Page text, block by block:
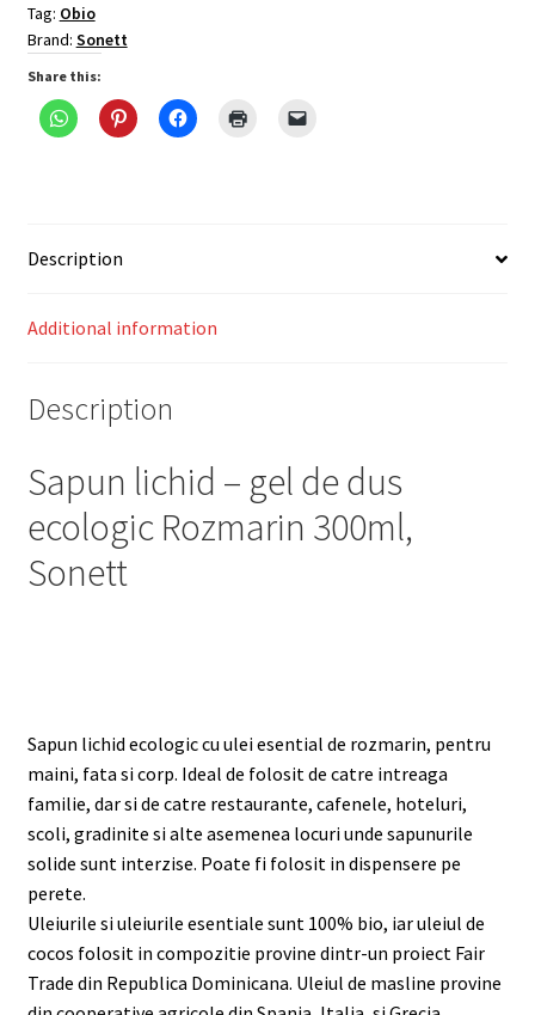
ecologic
Rozmarin
300ml,
Sonett
quantity
Tag: Obio
Brand: Sonett
Share this:
Description
Additional information
Description
Sapun lichid – gel de dus
ecologic Rozmarin 300ml,
Sonett
Sapun lichid ecologic cu ulei esential de rozmarin, pentru
maini, fata si corp. Ideal de folosit de catre intreaga
familie, dar si de catre restaurante, cafenele, hoteluri,
scoli, gradinite si alte asemenea locuri unde sapunurile
solide sunt interzise. Poate fi folosit in dispensere pe
perete.
Uleiurile si uleiurile esentiale sunt 100% bio, iar uleiul de
cocos folosit in compozitie provine dintr-un proiect Fair
Trade din Republica Dominicana. Uleiul de masline provine